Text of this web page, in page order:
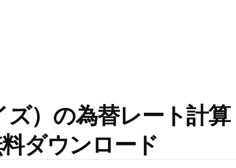
）の為替レート計算
ダウンロード